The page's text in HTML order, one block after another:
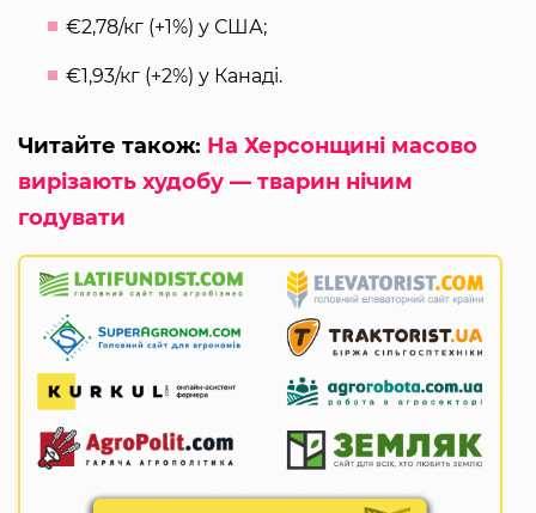
€2,78/кг (+1%) у США;
€1,93/кг (+2%) у Канаді.
Читайте також: На Херсонщині масово
вирізають худобу — тварин нічим
годувати